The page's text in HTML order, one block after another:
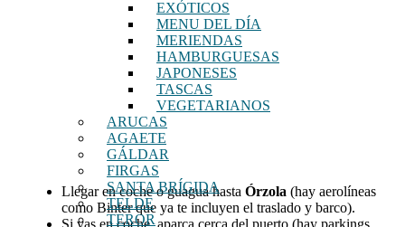
EXÓTICOS
MENU DEL DÍA
MERIENDAS
HAMBURGUESAS
JAPONESES
TASCAS
VEGETARIANOS
ARUCAS
AGAETE
GÁLDAR
FIRGAS
SANTA BRÍGIDA
TELDE
TEROR
Llegar en coche o guagua hasta Órzola (hay aerolíneas
como Binter que ya te incluyen el traslado y barco).
Si vas en coche, aparca cerca del puerto (hay parkings